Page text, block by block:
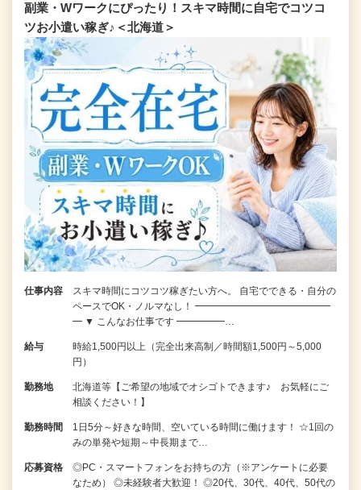
副業・Wワークにぴったり！スキマ時間に自宅でコツコ
ツお小遣い稼ぎ♪＜北海道＞
仕事内容
スキマ時間にコツコツ稼ぎたい方へ。 自宅でできる・自分の
ペースでOK・ノルマなし！ ━━━━━━━━━━━━━━
━ ▼ こんなお仕事です ━━━━━…
給与
時給1,500円以上（完全出来高制／時間額1,500円～5,000
円）
勤務地
北海道等【ご希望の地域でオシゴトできます♪ お気軽にご
相談ください！】
勤務時間
1日5分～好きな時間、空いている時間に働けます！ ☆1回の
みの単発や短期～中長期まで…
応募資格
◎PC・スマートフォンをお持ちの方（※アンケートに必要
なため） ◎未経験者大歓迎！ ◎20代、30代、40代、50代の